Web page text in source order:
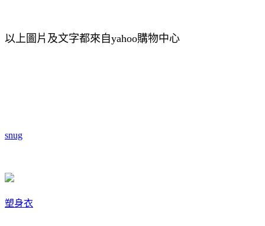
以上圖片及文字都來自yahoo購物中心
snug
塑身衣